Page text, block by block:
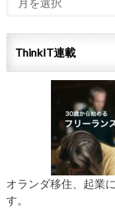
ThinkIT連載
オランダ移住、起業
す。